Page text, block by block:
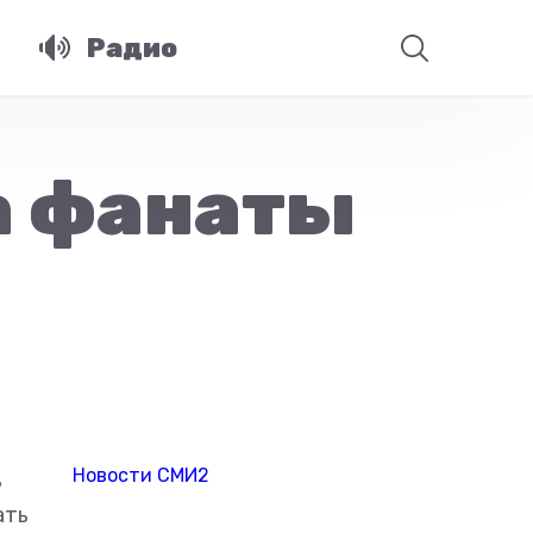
Радио
фанаты
Новости СМИ2